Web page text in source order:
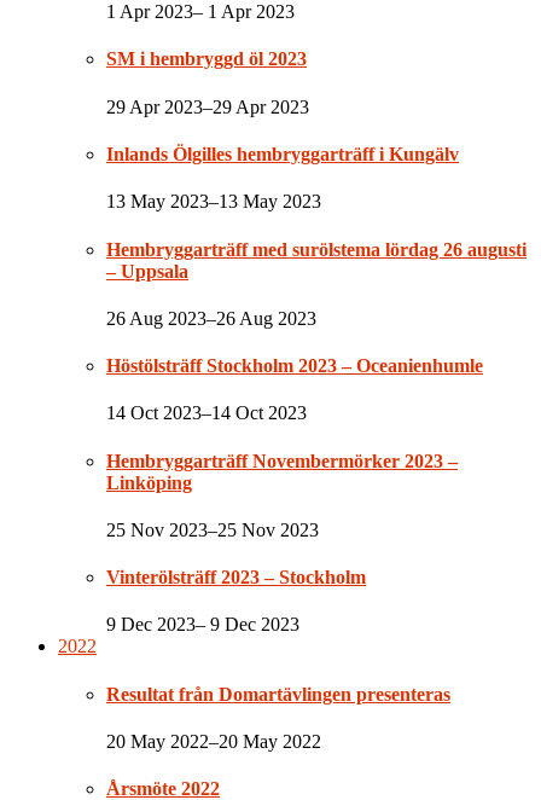
1 Apr 2023– 1 Apr 2023
SM i hembryggd öl 2023
29 Apr 2023–29 Apr 2023
Inlands Ölgilles hembryggarträff i Kungälv
13 May 2023–13 May 2023
Hembryggarträff med surölstema lördag 26 augusti
– Uppsala
26 Aug 2023–26 Aug 2023
Höstölsträff Stockholm 2023 – Oceanienhumle
14 Oct 2023–14 Oct 2023
Hembryggarträff Novembermörker 2023 –
Linköping
25 Nov 2023–25 Nov 2023
Vinterölsträff 2023 – Stockholm
9 Dec 2023– 9 Dec 2023
2022
Resultat från Domartävlingen presenteras
20 May 2022–20 May 2022
Årsmöte 2022